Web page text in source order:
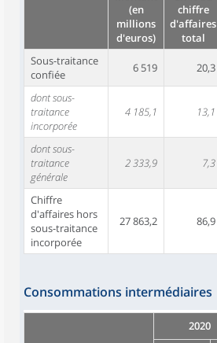
(en
millions
d'euros)
chiffre
d'affaires
total
Sous-traitance
confiée
6 519 20,3
dont sous-
traitance
incorporée
4 185,1 13,1
dont sous-
traitance
générale
2 333,9 7,3
Chiffre
d'affaires hors
sous-traitance
incorporée
27 863,2 86,9
Consommations intermédiaires
2020